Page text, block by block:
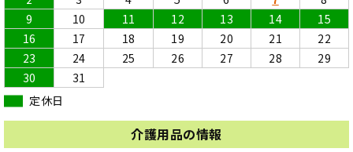
9
10 11 12 13 14
15
16
17 18 19 20 21
22
23
24 25 26 27 28
29
30
31
定休日
介護用品の情報